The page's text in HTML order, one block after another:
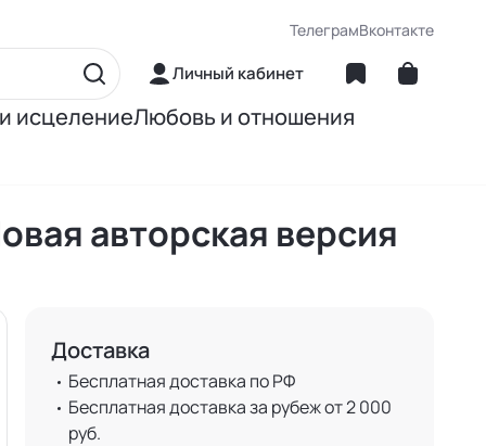
ТелеграмВконтакте
Личный кабинет
исцелениеЛюбовь и отношения
О сексе
авторская версия
Доставка
Бесплатная доставка по РФ
Бесплатная доставка за рубеж от 2 000
руб.